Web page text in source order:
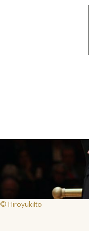
Spirituell, dramatisch,
Ein Staraufgebot an
revolutionär-anarchische
Töne aus heutigen Tagen
© HiroyukiIto